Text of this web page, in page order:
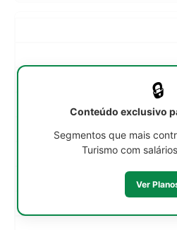
🔒
Conteúdo exclusivo
Segmentos que mais
Turismo com
Ver